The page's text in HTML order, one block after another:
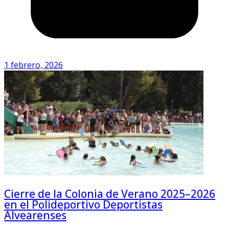
1 febrero, 2026
Cierre de la Colonia de Verano 2025–2026
en el Polideportivo Deportistas
Alvearenses